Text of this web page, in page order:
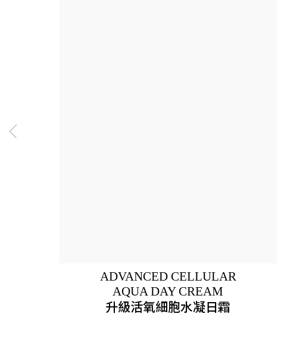
ADVANCED CELLULAR
AQUA DAY CREAM
升級活氧細胞水凝日霜